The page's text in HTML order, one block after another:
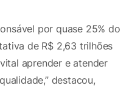
por quase 25% do
de R$ 2,63 trilhões
aprender e atender
destacou,